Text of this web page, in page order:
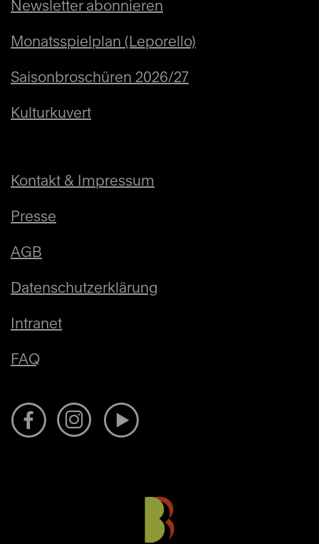
Newsletter abonnieren
Monatsspielplan (Leporello)
Saisonbroschüren 2026/27
Kulturkuvert
Kontakt & Impressum
Presse
AGB
Datenschutzerklärung
Intranet
FAQ